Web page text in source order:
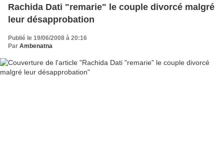
Rachida Dati "remarie" le couple divorcé malgré
leur désapprobation
Publié le 19/06/2008 à 20:16
Par Ambenatna